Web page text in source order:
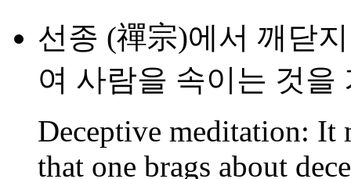
선종 (禪宗)에서 깨닫
여 사람을 속이는 것을
Deceptive meditation: It
that one brags about